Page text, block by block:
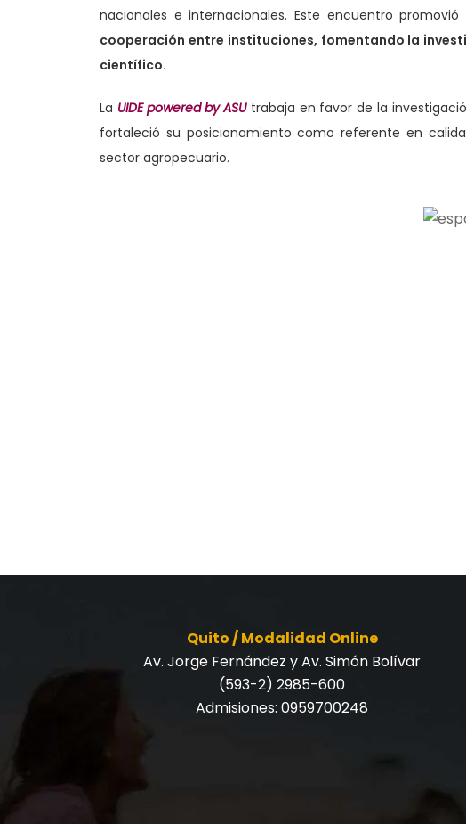
nacionales e internacionales. Este encuentro
cooperación entre instituciones, fomentando la
científico.
La UIDE powered by ASUtrabaja en favor de la
fortaleció su posicionamiento como referente en
sector agropecuario.
Quito / Modalidad Online
Av. Jorge Fernández y Av. Simón Bolívar
(593-2) 2985-600
Admisiones:0959700248